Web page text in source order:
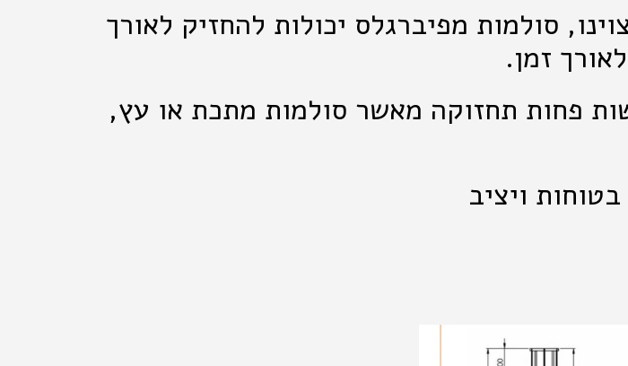
סולמות מפיברגלס יכולות להחזיק לאורך
זמן.
פחות תחזוקה מאשר סולמות מתכת או עץ,
ויציב